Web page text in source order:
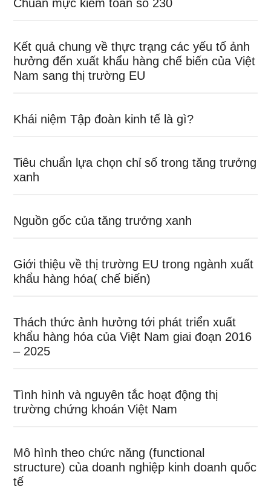
Chuẩn mực kiểm toán số 230
Kết quả chung về thực trạng các yếu tố ảnh
hưởng đến xuất khẩu hàng chế biến của Việt
Nam sang thị trường EU
Khái niệm Tập đoàn kinh tế là gì?
Tiêu chuẩn lựa chọn chỉ số trong tăng trưởng
xanh
Nguồn gốc của tăng trưởng xanh
Giới thiệu về thị trường EU trong ngành xuất
khẩu hàng hóa( chế biến)
Thách thức ảnh hưởng tới phát triển xuất
khẩu hàng hóa của Việt Nam giai đoạn 2016
– 2025
Tình hình và nguyên tắc hoạt động thị
trường chứng khoán Việt Nam
Mô hình theo chức năng (functional
structure) của doanh nghiệp kinh doanh quốc
tế